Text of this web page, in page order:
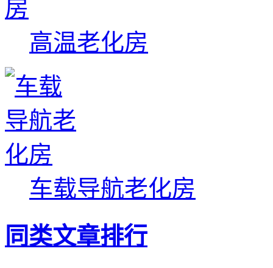
高温老化房
车载导航老化房
同类文章排行